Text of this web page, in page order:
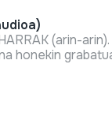
(arin-
honekin